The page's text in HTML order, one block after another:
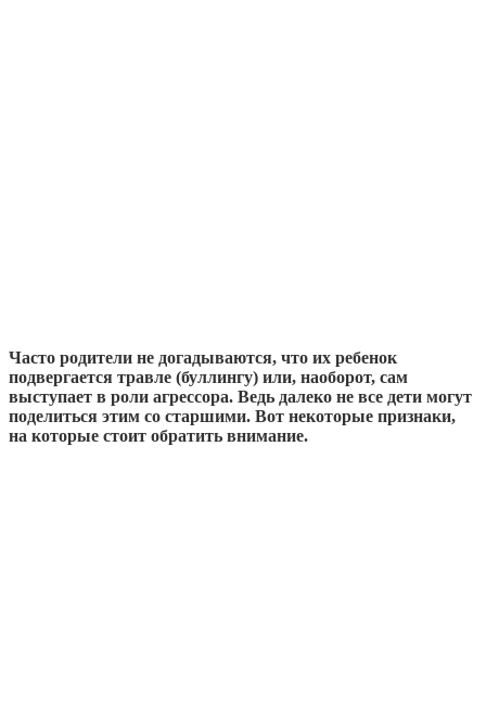
Часто родители не догадываются, что их ребенок
подвергается травле (буллингу) или, наоборот, сам
выступает в роли агрессора. Ведь далеко не все дети могут
поделиться этим со старшими. Вот некоторые признаки,
на которые стоит обратить внимание.